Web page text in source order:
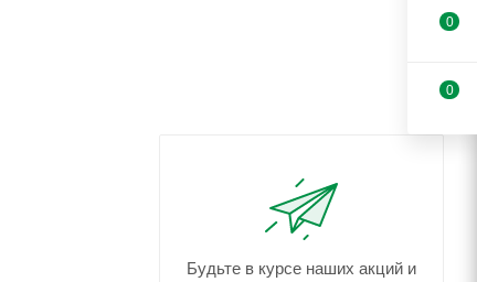
Будьте в курсе наших акций и
0
0